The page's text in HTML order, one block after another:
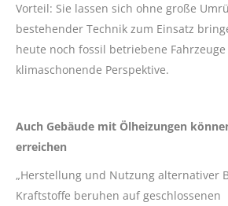
Vorteil: Sie lassen sich ohne große
bestehender Technik zum Einsatz
heute noch fossil betriebene
klimaschonende Perspektive.
Auch Gebäude mit Ölheizungen
erreichen
„Herstellung und Nutzung alternativer
Kraftstoffe beruhen auf geschlossenen